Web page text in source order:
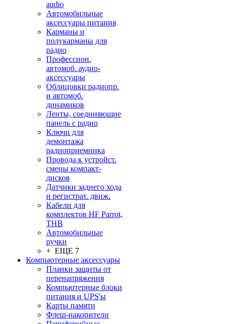
audio
Автомобильные
аксессуары питания
Карманы и
полукарманы для
радио
Профессион.
автомоб. аудио-
аксессуары
Облицовки радиопр.
и автомоб.
динамиков
Ленты, соединяющие
панель с радио
Ключи для
демонтажа
радиоприемника
Провода к устройст.
смены компакт-
дисков
Датчики заднего хода
и регистрат. движ.
Кабели для
комплектов HF Parrot,
THB
Автомобильные
ручки
+ ЕЩЕ 7
Компьютерные аксессуары
Планки защиты от
перенапряжения
Компьютерные блоки
питания и UPS'ы
Карты памяти
Флеш-накопители